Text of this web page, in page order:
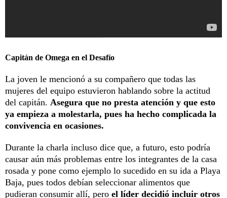
Capitán de Omega en el Desafío
La joven le mencionó a su compañero que todas las
mujeres del equipo estuvieron hablando sobre la actitud
del capitán. Asegura que no presta atención y que esto
ya empieza a molestarla, pues ha hecho complicada la
convivencia en ocasiones.
Durante la charla incluso dice que, a futuro, esto podría
causar aún más problemas entre los integrantes de la casa
rosada y pone como ejemplo lo sucedido en su ida a Playa
Baja, pues todos debían seleccionar alimentos que
pudieran consumir allí, pero el líder decidió incluir otros